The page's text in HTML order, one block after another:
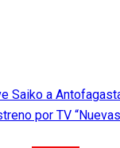
Saiko a
por TV